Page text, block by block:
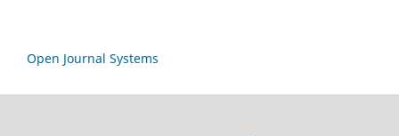
Open Journal Systems